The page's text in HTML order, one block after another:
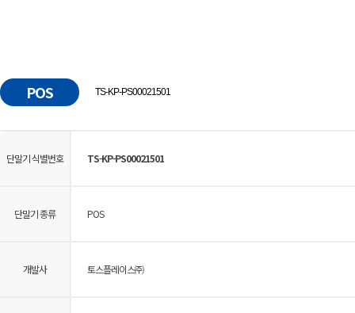
POS TS-KP-PS00021501
단말기 식별번호 TS-KP-PS00021501
단말기 종류 POS
개발사 토스플레이스㈜